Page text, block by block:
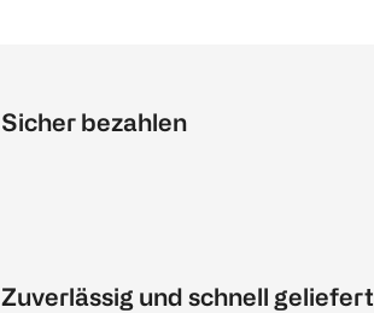
Sicher bezahlen
Zuverlässig und schnell geliefert